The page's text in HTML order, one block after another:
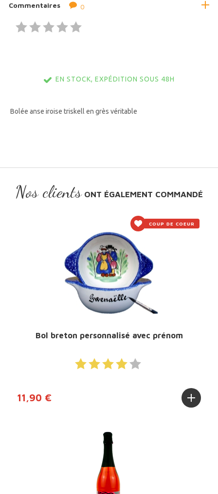
Commentaires 0
EN STOCK, EXPÉDITION SOUS 48H
Bolée anse iroise triskell en grès véritable
Nos clientsONT ÉGALEMENT COMMANDÉ
COUP DE COEUR
Bol breton personnalisé avec prénom
11,90 €